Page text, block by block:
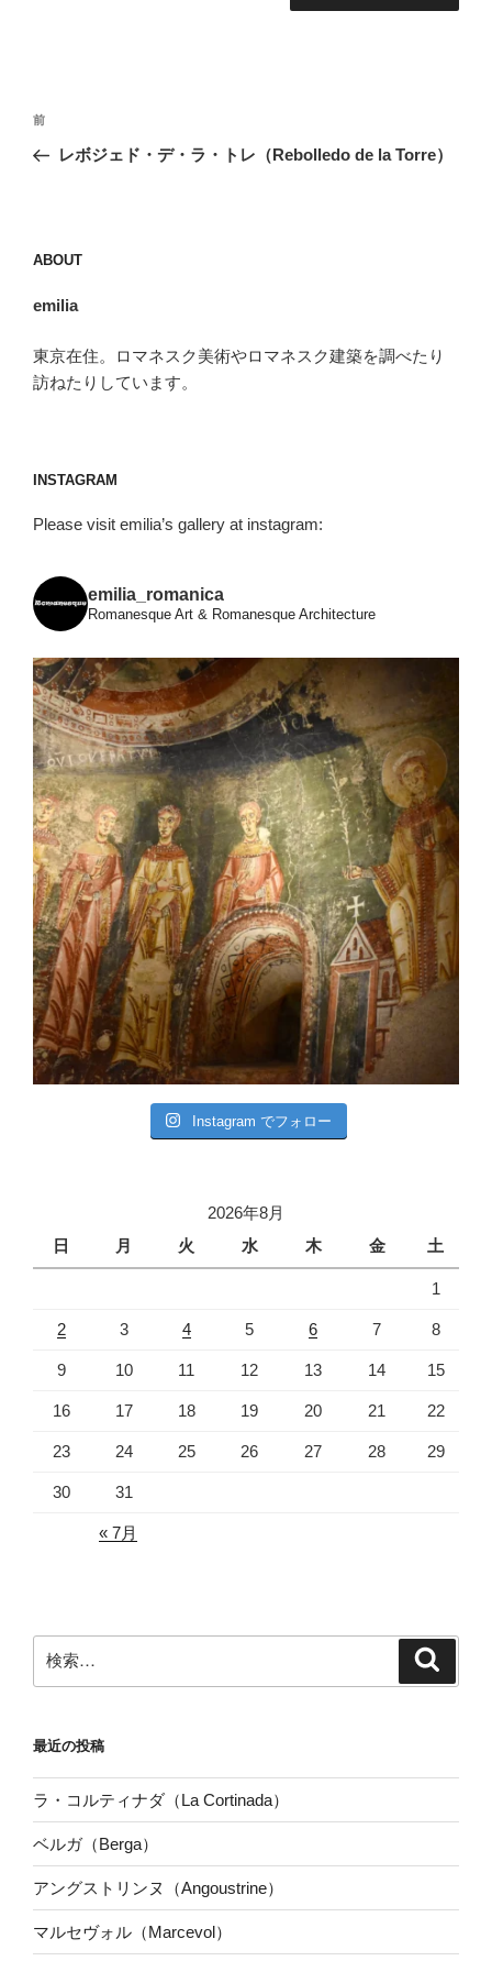
投
ナ
ー
ン
前
の
前
レボジェド・デ・ラ・トレ（Rebolledo de la Torre）
ABOUT
emilia
東京在住。ロマネスク美術やロマネスク建築を調べたり
訪ねたりしています。
INSTAGRAM
Please visit emilia’s gallery at instagram:
emilia_romanica
Romanesque Art & Romanesque Architecture
Instagram でフォロー
2026年8月
日
月 火 水 木 金 土
1
2 3 4 5 6 7 8
9 10 11 12 13 14 15
16 17 18 19 20 21 22
23 24 25 26 27 28 29
30 31
« 7月
索:
最近の投稿
ラ・コルティナダ（La Cortinada）
ベルガ（Berga）
アングストリンヌ（Angoustrine）
マルセヴォル（Marcevol）